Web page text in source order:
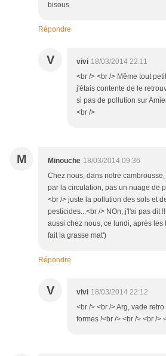
bisous
Répondre
V vivi 18/03/2014 22:11
<br /> <br /> Même tout
j'étais contente de le
si pas de pollution sur
<br />
M Minouche 18/03/2014 09:36
Chez nous, dans notre
par la circulation, pas un nuage de
<br /> juste la pollution des sols et
pesticides...<br /> NOn, j'l'ai pas dit
aussi chez nous, ce lundi, après les
fait la grasse mat')
Répondre
V vivi 18/03/2014 22:12
<br /> <br /> Arg, vade
formes !<br /> <br /> <br />